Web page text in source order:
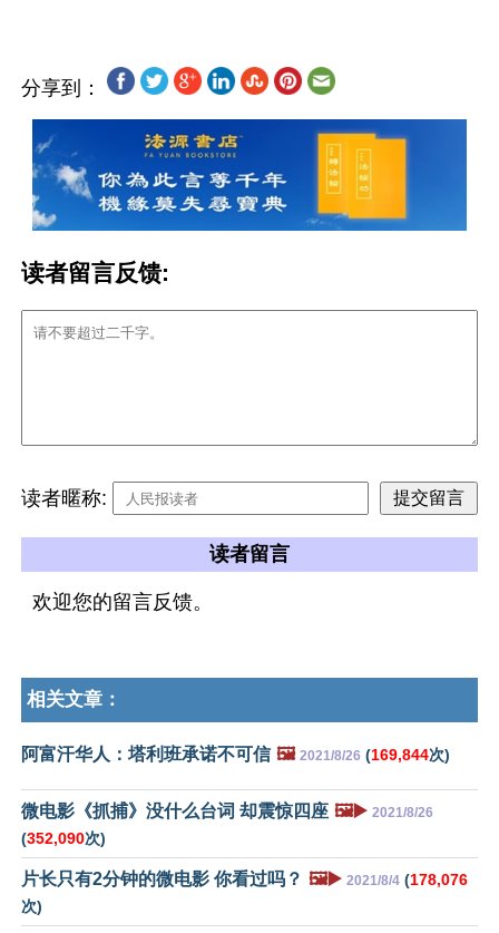
分享到：
读者留言反馈:
读者暱称:
读者留言
欢迎您的留言反馈。
相关文章：
阿富汗华人：塔利班承诺不可信 🖼️ 2021/8/26 (169,844次)
微电影《抓捕》没什么台词 却震惊四座 🖼️▶️ 2021/8/26
(352,090次)
片长只有2分钟的微电影 你看过吗？ 🖼️▶️ 2021/8/4 (178,076
次)